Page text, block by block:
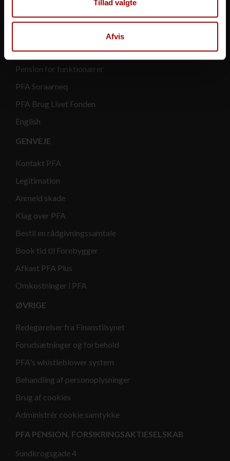
Tillad valgte
Afvis
PFA Ejendomme
PFA Invest
Pension for funktionærer
PFA Soraarneq
PFA Brug Livet Fonden
English
GENVEJE
Kontakt PFA
Legitimation
Anmeld skade
Klag over PFA
Bestil en rådgivningssamtale
Book tid til Forebygger
Afkast PFA Plus
Omkostninger i PFA
ØVRIGE
Redegørelser fra Finanstilsynet
Forudsætninger og forbehold
PFA's whistleblower system
Behandling af personoplysninger
Brug af cookies
Administrér cookie samtykke
PFA PENSION, FORSIKRINGSAKTIESELSKAB
Sundkrogsgade 4